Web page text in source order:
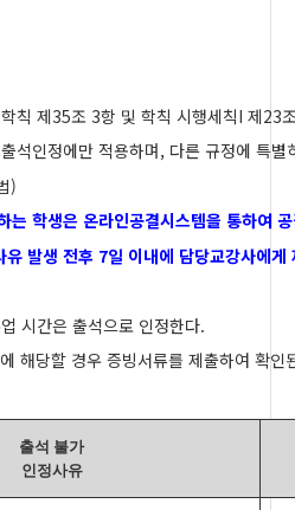
칙 제35조 3항 및 학칙 시행세칙I 제23
석인정에만 적용하며, 다른 규정에 특별
)
는 학생은 온라인공결시스템을 통하여
유 발생 전후 7일 이내에 담당교강사에
시간은 출석으로 인정한다.
에 해당할 경우 증빙서류를 제출하여 확인
출석 불가
인정사유